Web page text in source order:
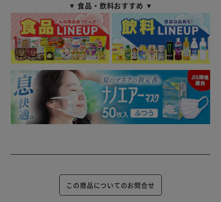
▼ 食品・飲料おすすめ ▼
この商品についてのお問合せ